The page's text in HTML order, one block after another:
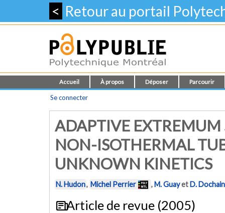
< Retour au portail
Accueil À propos Déposer Parcourir
Se connecter
ADAPTIVE EXTREMUM
NON-ISOTHERMAL
UNKNOWN KINETICS
N. Hudon, Michel Perrier ,M. GuayetD. Dochain
Article de revue (2005)